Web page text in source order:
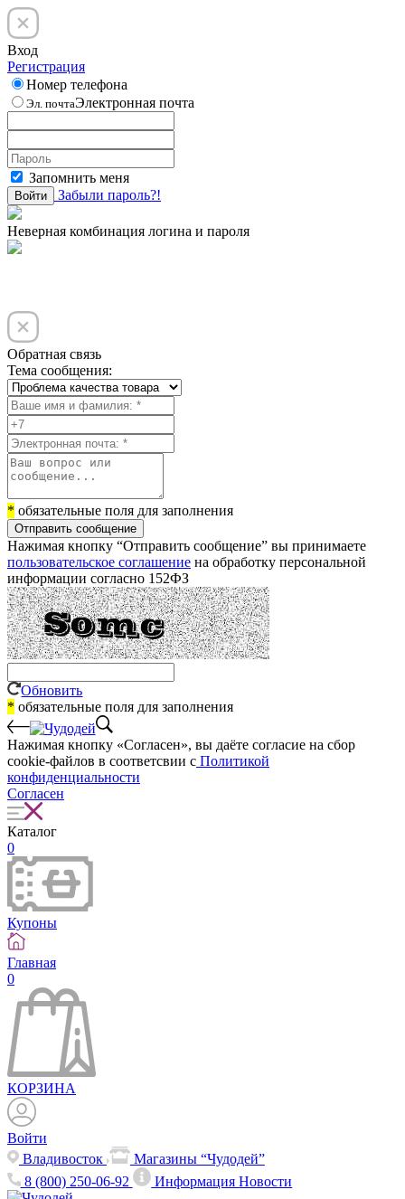
Вход
Регистрация
Номер телефона
Эл. почтаЭлектронная почта
Запомнить меня
Войти Забыли пароль?!
Неверная комбинация логина и пароля
Обратная связь
Тема сообщения:
* обязательные поля для заполнения
Отправить сообщение
Нажимая кнопку “Отправить сообщение” вы принимаете
пользовательское соглашение на обработку персональной
информации согласно 152ФЗ
Обновить
* обязательные поля для заполнения
Нажимая кнопку «Согласен», вы даёте cогласие на сбор
cookie-файлов в соответсвии с Политикой
конфиденциальности
Согласен
Каталог
0
Купоны
Главная
0
КОРЗИНА
Войти
Владивосток
Магазины “Чудодей”
8 (800) 250-06-92
ИнформацияНовости